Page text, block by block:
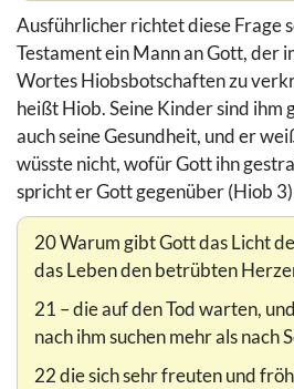
Ausführlicher richtet diese Frage
Testament ein Mann an Gott, der
Wortes Hiobsbotschaften zu
heißt Hiob. Seine Kinder sind ihm
auch seine Gesundheit, und er
wüsste nicht, wofür Gott ihn
spricht er Gott gegenüber (Hiob 3)
20 Warum gibt Gott das Licht
das Leben den betrübten
21 – die auf den Tod warten,
nach ihm suchen mehr als nach
22 die sich sehr freuten und